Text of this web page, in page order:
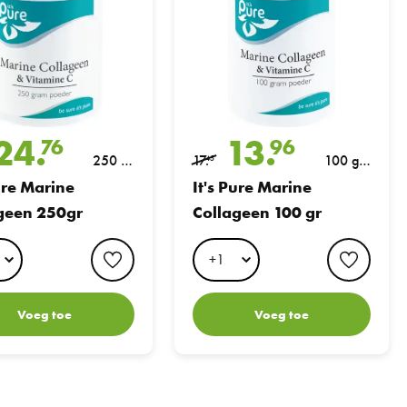
76
250 gr
Marine
250gr
favorite button
Voeg toe
17.
45 13.96
100 gra
It's Pure Marine
Collageen 100 gr
Voeg toe